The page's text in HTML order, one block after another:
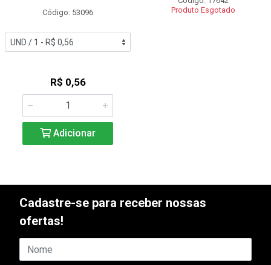
Código: 53096
R$ 0,56
Adicionar
Produto Esgotado
Cadastre-se para receber nossas
ofertas!